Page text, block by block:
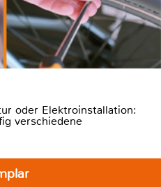
oder Elektroinstallation:
verschiedene